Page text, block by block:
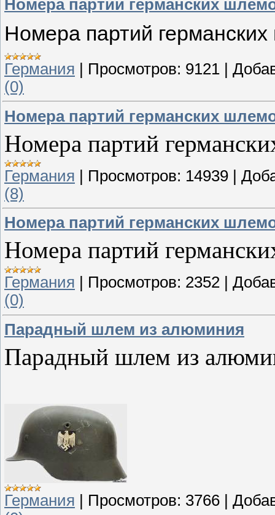
Номера партий германских
Номера партий
Германия Просмотров: 9121
(0)
Номера партий германских
Номера партий
Германия | Просмотров: 14939 |
(8)
Номера партий германских
Номера партий
Германия Просмотров: 2352
(0)
Парадный шлем из алюминия
Парадный шлем из
Германия Просмотров: 3766